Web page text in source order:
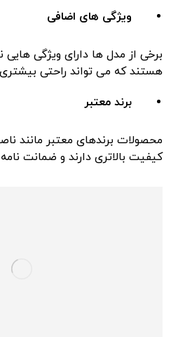
ویژگی های اضافی
برخی از مدل ها دارای ویژگی
هستند که می تواند راحتی
برند معتبر
محصولات برندهای معتبر مانند
کیفیت بالاتری دارند و ضمانت